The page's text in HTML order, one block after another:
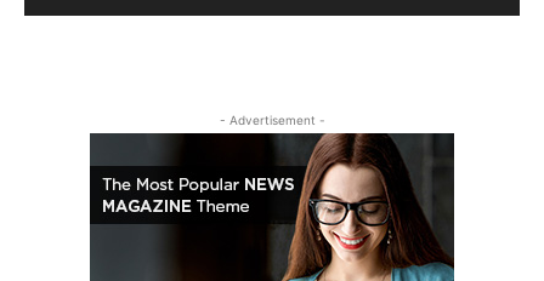
- Advertisement -